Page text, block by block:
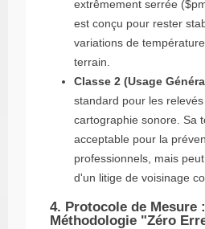
extrêmement serrée (
est conçu pour rester
variations de
terrain.
Classe 2 (Usage
standard pour les
cartographie sonore. Sa
acceptable pour la
professionnels, mais
d'un litige de voisinage
4. Protocole de Mesure
Méthodologie "Zéro